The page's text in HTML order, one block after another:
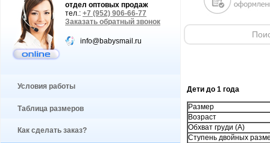
отдел оптовых продаж
тел.: +7 (952) 906-66-77
Заказать обратный звонок
info@babysmail.ru
Условия работы
Таблица размеров
Как сделать заказ?
Дети до 1 года
Размер
Возраст
Обхват груди (A)
Ступень двойных